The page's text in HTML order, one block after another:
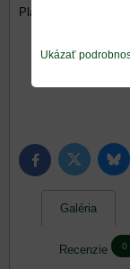
Platňa
FacebookTwitter
Galéria
Recenzie 0
Ukázať